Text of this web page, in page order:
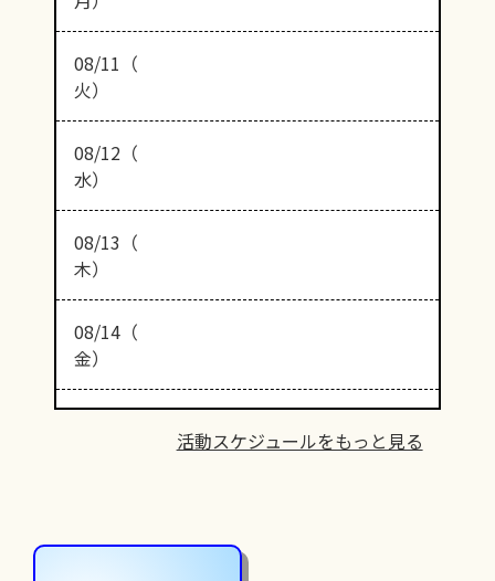
08/11（
火）
08/12（
水）
08/13（
木）
08/14（
金）
活動スケジュールをもっと見る